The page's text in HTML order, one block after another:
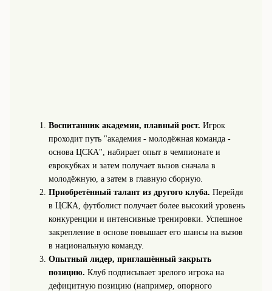
Воспитанник академии, плавный рост. Игрок
проходит путь "академия - молодёжная команда -
основа ЦСКА", набирает опыт в чемпионате и
еврокубках и затем получает вызов сначала в
молодёжную, а затем в главную сборную.
Приобретённый талант из другого клуба. Перейдя
в ЦСКА, футболист получает более высокий уровень
конкуренции и интенсивные тренировки. Успешное
закрепление в основе повышает его шансы на вызов
в национальную команду.
Опытный лидер, приглашённый закрыть
позицию. Клуб подписывает зрелого игрока на
дефицитную позицию (например, опорного